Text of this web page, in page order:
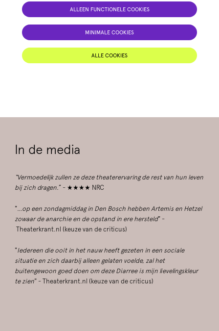
ALLEEN FUNCTIONELE COOKIES
MINIMALE COOKIES
ALLE COOKIES
In de media
“Vermoedelijk zullen ze deze theaterervaring de rest van hun leven
bij zich dragen.” - ★★★★ NRC
"…op een zondagmiddag in Den Bosch hebben Artemis en Hetzel
zowaar de anarchie en de opstand in ere hersteld" -
Theaterkrant.nl (keuze van de criticus)
"Iedereen die ooit in het nauw heeft gezeten in een sociale
situatie en zich daarbij alleen gelaten voelde, zal het
buitengewoon goed doen om deze Diarree is mijn lievelingskleur
te zien" - Theaterkrant.nl (keuze van de criticus)